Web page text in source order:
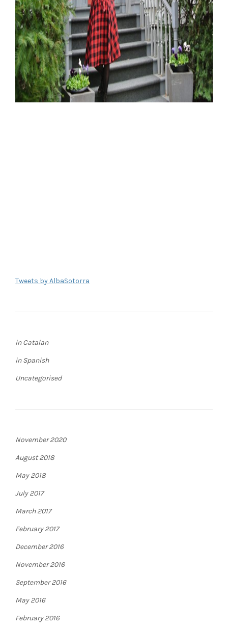
Tweets by AlbaSotorra
in Catalan
in Spanish
Uncategorised
November 2020
August 2018
May 2018
July 2017
March 2017
February 2017
December 2016
November 2016
September 2016
May 2016
February 2016